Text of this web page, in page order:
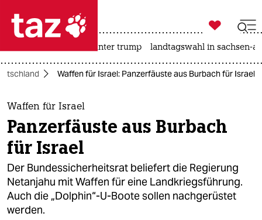
 taz zahl ich
taz zahl ich
themen
politik
öko
gesellschaft
kultur

taz zahl ich
usa unter trump landtagswahl in sachsen-
Waffen für Israel: Panzerfäuste aus Burbach für Israel
Waffen für Israel
Panzerfäuste aus Burbach
für Israel
Der Bundessicherheitsrat beliefert die Regierung
Netanjahu mit Waffen für eine Landkriegsführung.
Auch die „Dolphin“-U-Boote sollen nachgerüstet
werden.